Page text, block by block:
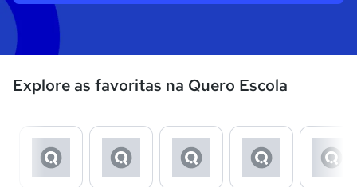
Explore as favoritas na Quero Escola